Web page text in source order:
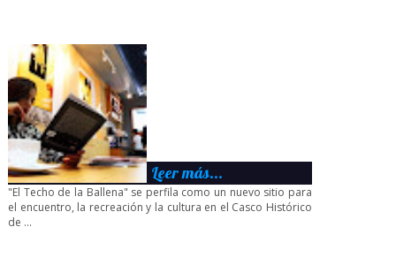
Leer más...
"El Techo de la Ballena" se perfila como un nuevo sitio para
el encuentro, la recreación y la cultura en el Casco Histórico
de ...